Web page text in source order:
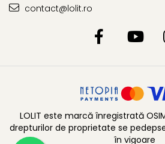
contact@lolit.ro
LOLIT este marcă înregistrată
drepturilor de proprietate se
în vigoare